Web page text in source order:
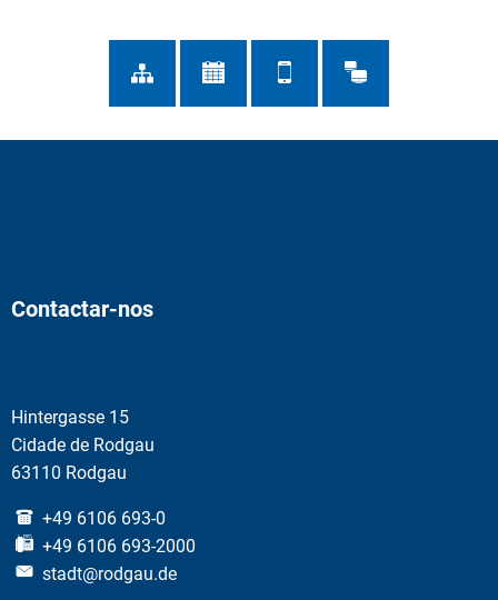
Contactar-nos
Hintergasse 15
Cidade de Rodgau
63110 Rodgau
+49 6106 693-0
+49 6106 693-2000
stadt@rodgau.de